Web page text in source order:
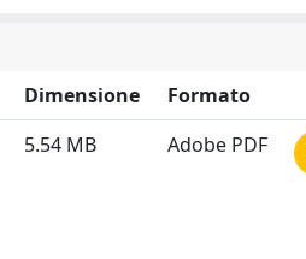
Dimensione
Formato
5.54 MB Adobe PDF